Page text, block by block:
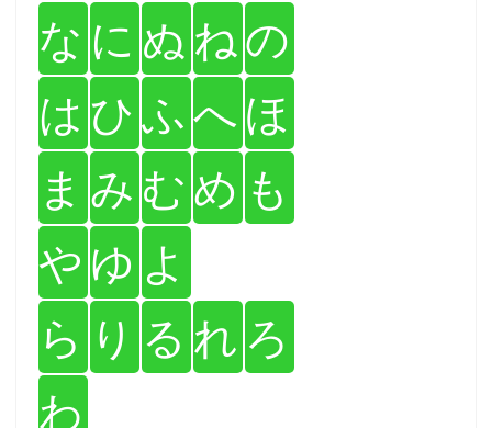
な に ぬ ねの
は ひふへほ
ま み むめ も
や ゆ よ
ら り る れ ろ
わ